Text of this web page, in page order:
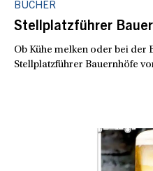
BÜCHER
Stellplatzführer
Ob Kühe melken oder bei der
Stellplatzführer Bauernhöfe